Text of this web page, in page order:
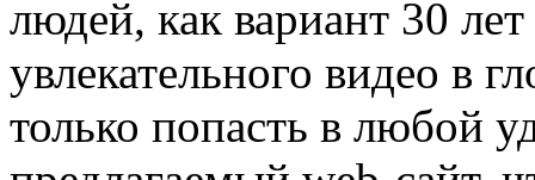
людей, как вариант 30
увлекательного видео в
только попасть в любой